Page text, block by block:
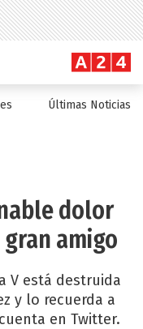
Últimas Noticias
dolor
amigo
V está destruida
y lo recuerda a
en Twitter.